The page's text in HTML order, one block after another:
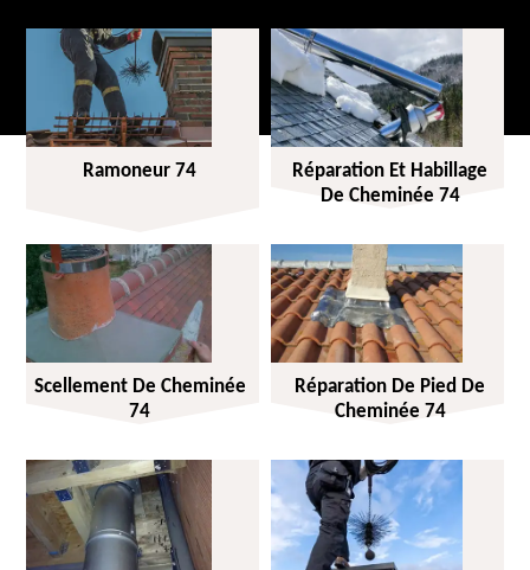
Ramoneur 74
Réparation Et Habillage
De Cheminée 74
Scellement De Cheminée
74
Réparation De Pied De
Cheminée 74